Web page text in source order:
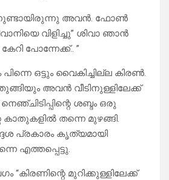
അവൻ. ഫോൺ
വിളിച്ചു” ശിവാ ഞാൻ
പോന്നേക്ക്.. ”
ഒട്ടും വൈകിച്ചില്ല കിരൺ.
അവൻ വീടിനുള്ളിലേക്ക്
ശബ്ദം ഒരു
കാതുകളിൽ തന്നെ മുഴങ്ങി.
പ്രകാരം കൃത്യമായി
എത്തപ്പെട്ടു.
“കിരണിന്റെ മുറിക്കുള്ളിലേക്ക്